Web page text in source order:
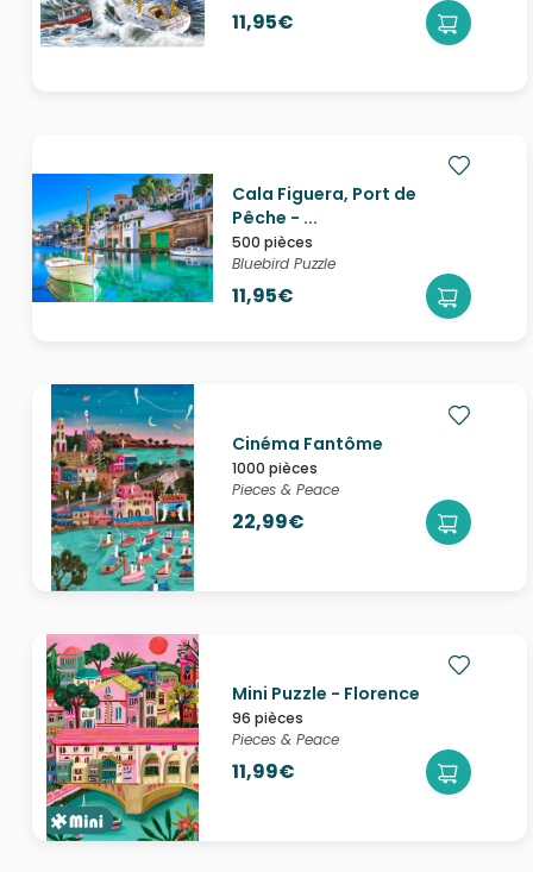
11,95€
Cala Figuera, Port de
Pêche - ...
500 pièces
Bluebird Puzzle
11,95€
Cinéma Fantôme
1000 pièces
Pieces & Peace
22,99€
Mini Puzzle - Florence
96 pièces
Pieces & Peace
11,99€